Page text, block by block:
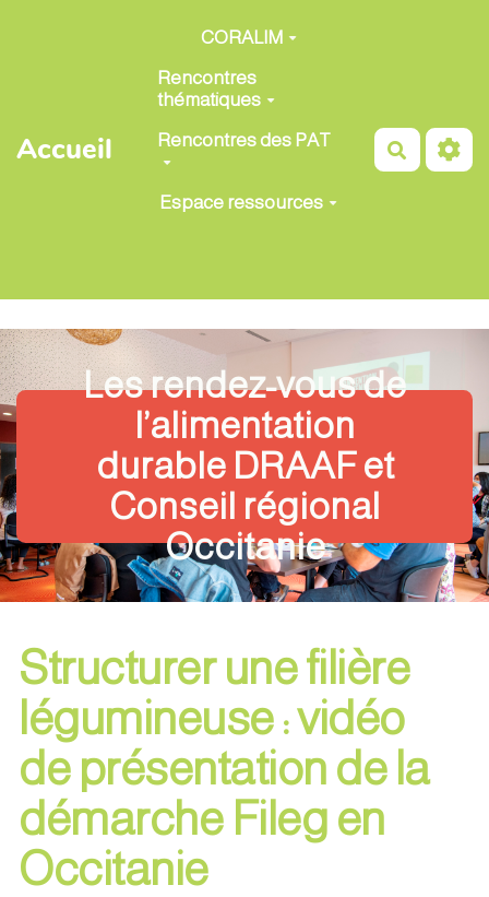
Aller au contenu principal
Accueil
CORALIM
Rencontres
thématiques
Rencontres des PAT
Espace ressources
Les rendez-vous de
l’alimentation
durable DRAAF et
Conseil régional
Occitanie
Structurer une filière
légumineuse : vidéo
de présentation de la
démarche Fileg en
Occitanie